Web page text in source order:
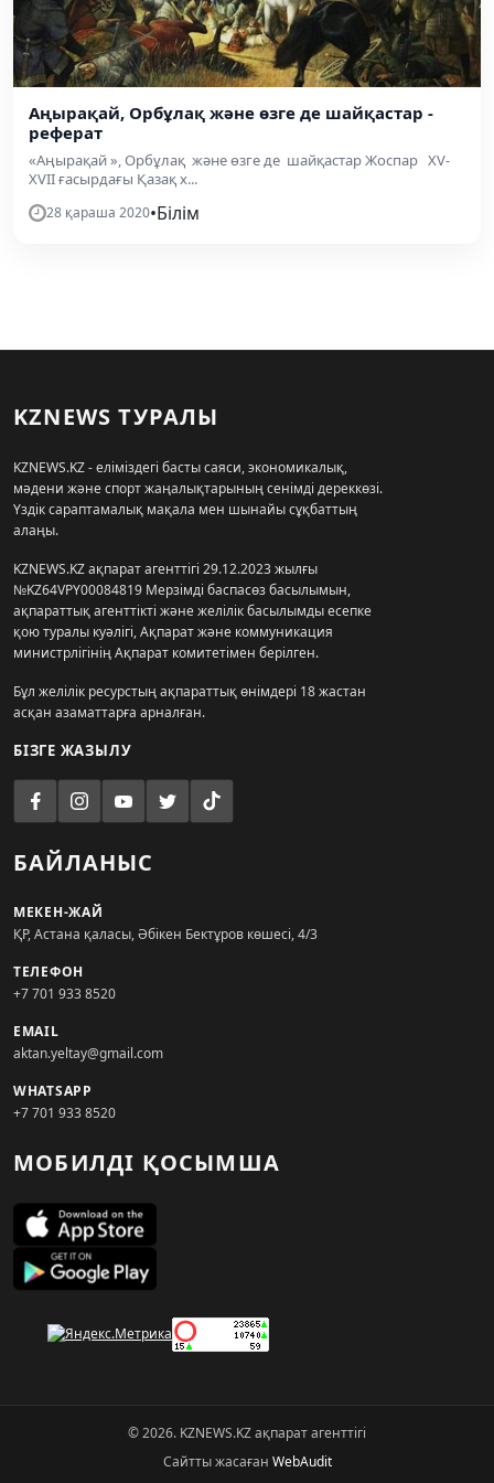
Аңырақай, Орбұлақ және өзге де шайқастар -
реферат
«Аңырақай », Орбұлақ және өзге де шайқастар Жоспар XV-
XVII ғасырдағы Қазақ х...
28 қараша 2020•Білім
KZNEWS ТУРАЛЫ
KZNEWS.KZ - еліміздегі басты саяси, экономикалық,
мәдени және спорт жаңалықтарының сенімді дереккөзі.
Үздік сараптамалық мақала мен шынайы сұқбаттың
алаңы.
KZNEWS.KZ ақпарат агенттігі 29.12.2023 жылғы
№KZ64VPY00084819 Мерзімді баспасөз басылымын,
ақпараттық агенттікті және желілік басылымды есепке
қою туралы куәлігі, Ақпарат және коммуникация
министрлігінің Ақпарат комитетімен берілген.
Бұл желілік ресурстың ақпараттық өнімдері 18 жастан
асқан азаматтарға арналған.
БІЗГЕ ЖАЗЫЛУ
БАЙЛАНЫС
МЕКЕН-ЖАЙ
ҚР, Астана қаласы, Әбікен Бектұров көшесі, 4/3
ТЕЛЕФОН
+7 701 933 8520
EMAIL
aktan.yeltay@gmail.com
WHATSAPP
+7 701 933 8520
МОБИЛДІ ҚОСЫМША
© 2026. KZNEWS.KZ ақпарат агенттігі
Сайтты жасаған WebAudit